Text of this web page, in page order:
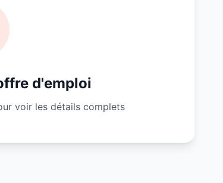
d'emploi
voir les détails complets